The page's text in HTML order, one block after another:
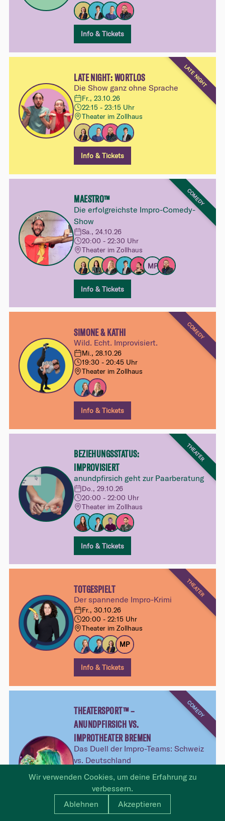
Info & Tickets
LATE NIGHT
LATE NIGHT: WORTLOS
Die Show ganz ohne Sprache
Fr., 23.10.26
22:15 - 23:15 Uhr
Theater im Zollhaus
Info & Tickets
COMEDY
MAESTRO™
Die erfolgreichste Impro-Comedy-
Show
Sa., 24.10.26
20:00 - 22:30 Uhr
Theater im Zollhaus
MP
Info & Tickets
COMEDY
SIMONE & KATHI
Wild. Echt. Improvisiert.
Mi., 28.10.26
19:30 - 20:45 Uhr
Theater im Zollhaus
Info & Tickets
THEATER
BEZIEHUNGSSTATUS:
IMPROVISIERT
anundpfirsich geht zur Paarberatung
Do., 29.10.26
20:00 - 22:00 Uhr
Theater im Zollhaus
Info & Tickets
THEATER
TOTGESPIELT
Der spannende Impro-Krimi
Fr., 30.10.26
20:00 - 22:15 Uhr
Theater im Zollhaus
MP
Info & Tickets
COMEDY
THEATERSPORT™ –
ANUNDPFIRSICH VS.
IMPROTHEATER BREMEN
Das Duell der Impro-Teams: Schweiz
vs. Deutschland
20:00 - 22:30 Uhr
Theater im Zollhaus
Wir verwenden Cookies, um deine Erfahrung zu
verbessern.
Ablehnen
Akzeptieren